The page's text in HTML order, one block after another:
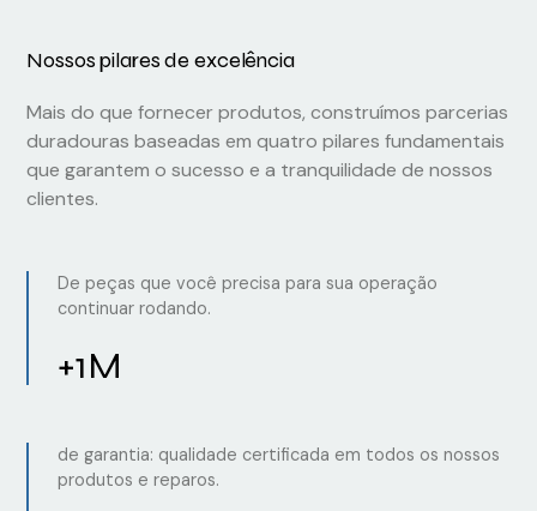
Nossos pilares de excelência
Mais do que fornecer produtos, construímos parcerias
duradouras baseadas em quatro pilares fundamentais
que garantem o sucesso e a tranquilidade de nossos
clientes.
De peças que você precisa para sua operação
continuar rodando.
+1M
de garantia: qualidade certificada em todos os nossos
produtos e reparos.